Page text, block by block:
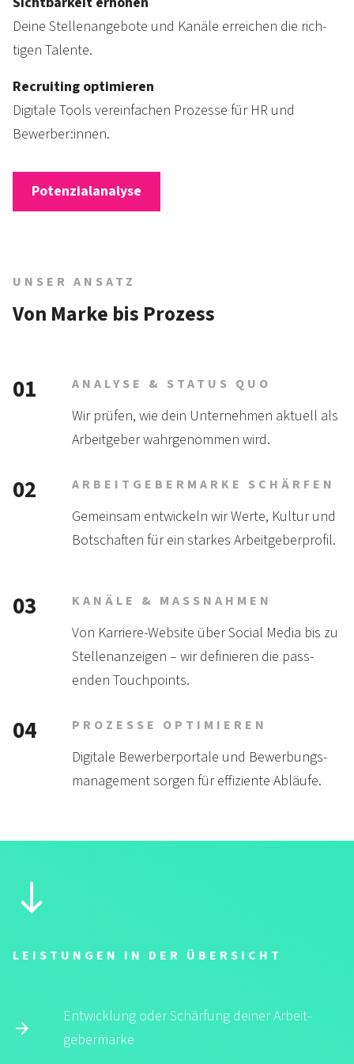
Deine Stellen­angebote und Ka­näle er­reichen die rich­
tigen Talente.
Recruiting optimieren
Digitale Tools verein­fachen Pro­zesse für HR und
Bewerber:innen.
Potenzialanalyse
UNSER ANSATZ
Von Marke bis Prozess
01 ANALYSE & STATUS QUO
Wir prüfen, wie dein Unter­nehmen aktuell als
Arbeit­geber wahr­genommen wird.
02 ARBEITGEBERMARKE SCHÄRFEN
Gemeinsam ent­wickeln wir Werte, Kultur und
Bot­schaf­ten für ein star­kes Arbeit­geberprofil.
03 KANÄLE & MASSNAHMEN
Von Karriere-Website über Social Media bis zu
Stellen­anzeigen – wir defi­nie­ren die pass­
enden Touchpoints.
04 PROZESSE OPTIMIEREN
Digitale Bewerber­portale und Bewer­bungs­
mana­gement sorgen für effi­ziente Abläufe.
LEISTUNGEN IN DER ÜBERSICHT
Entwicklung oder Schär­fung deiner Arbeit­
gebermarke